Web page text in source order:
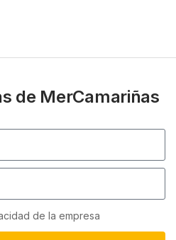
de MerCamariñas
de la empresa